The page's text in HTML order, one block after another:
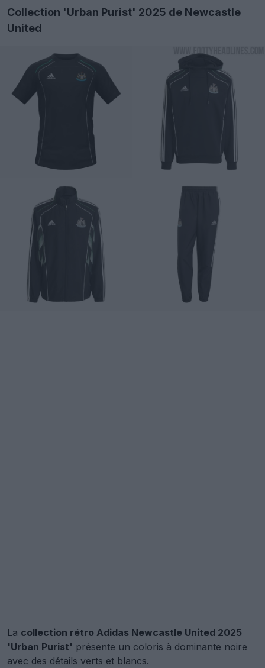
Collection 'Urban Purist' 2025 de Newcastle
United
La collection rétro Adidas Newcastle United 2025
'Urban Purist' présente un coloris à dominante noire
avec des détails verts et blancs.